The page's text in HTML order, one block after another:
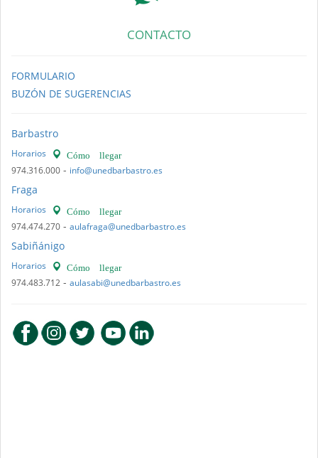
CONTACTO
FORMULARIO
BUZÓN DE SUGERENCIAS
Barbastro
Horarios Cómo llegar
974.316.000 - info@unedbarbastro.es
Fraga
Horarios Cómo llegar
974.474.270 - aulafraga@unedbarbastro.es
Sabiñánigo
Horarios Cómo llegar
974.483.712 - aulasabi@unedbarbastro.es